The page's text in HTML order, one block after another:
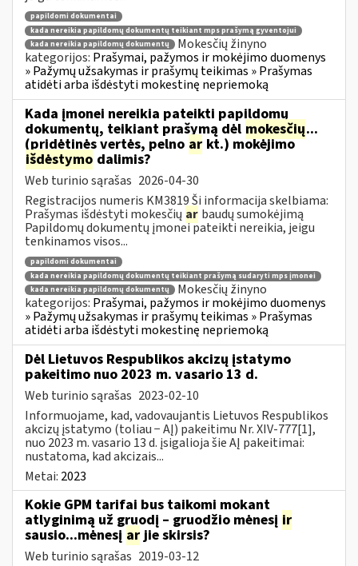
papildomi dokumentai
kada nereikia papildomų dokumentų teikiant mps prašymą gyventojui
kada nereikia papildomų dokumentų
Mokesčių žinyno
kategorijos: Prašymai, pažymos ir mokėjimo duomenys
» Pažymų užsakymas ir prašymų teikimas » Prašymas
atidėti arba išdėstyti mokestinę nepriemoką
Kada įmonei nereikia pateikti papildomų
dokumentų, teikiant prašymą dėl mokesčių...
(pridėtinės vertės, pelno ar kt.) mokėjimo
išdėstymo dalimis?
Web turinio sąrašas 2026-04-30
Registracijos numeris KM3819 Ši informacija skelbiama:
Prašymas išdėstyti mokesčių ar baudų sumokėjimą
Papildomų dokumentų įmonei pateikti nereikia, jeigu
tenkinamos visos...
papildomi dokumentai
kada nereikia papildomų dokumentų teikiant prašymą sudaryti mps įmonei
kada nereikia papildomų dokumentų
Mokesčių žinyno
kategorijos: Prašymai, pažymos ir mokėjimo duomenys
» Pažymų užsakymas ir prašymų teikimas » Prašymas
atidėti arba išdėstyti mokestinę nepriemoką
Dėl Lietuvos Respublikos akcizų įstatymo
pakeitimo nuo 2023 m. vasario 13 d.
Web turinio sąrašas 2023-02-10
Informuojame, kad, vadovaujantis Lietuvos Respublikos
akcizų įstatymo (toliau − AĮ) pakeitimu Nr. XIV-777[1],
nuo 2023 m. vasario 13 d. įsigalioja šie AĮ pakeitimai:
nustatoma, kad akcizais...
Metai: 2023
Kokie GPM tarifai bus taikomi mokant
atlyginimą už gruodį – gruodžio mėnesį ir
sausio...mėnesį arjie skirsis?
Web turinio sąrašas 2019-03-12